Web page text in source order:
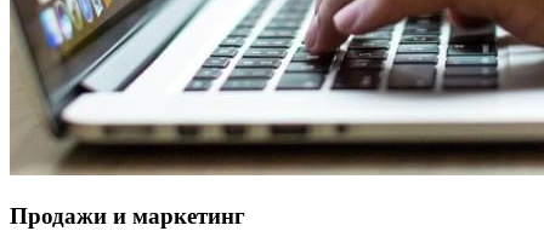
Продажи и маркетинг